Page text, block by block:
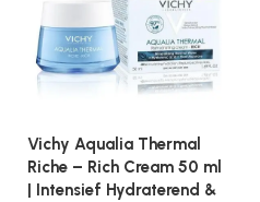
Vichy Aqualia Thermal
Riche – Rich Cream 50 ml
| Intensief Hydraterend &